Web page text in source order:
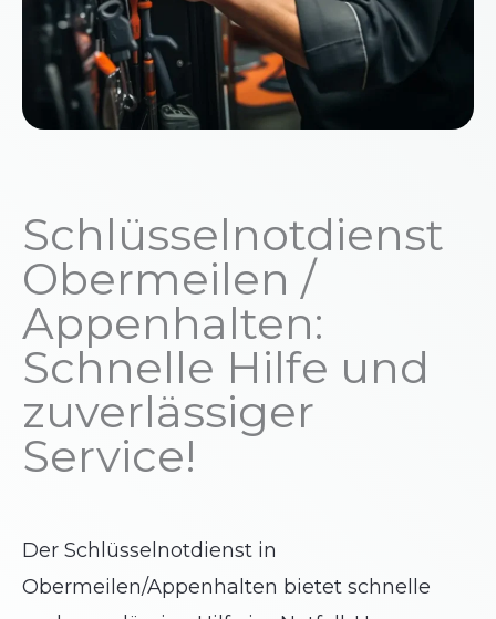
Schlüsselnotdienst
Obermeilen /
Appenhalten:
Schnelle Hilfe und
zuverlässiger
Service!
Der Schlüsselnotdienst in
Obermeilen/Appenhalten bietet schnelle